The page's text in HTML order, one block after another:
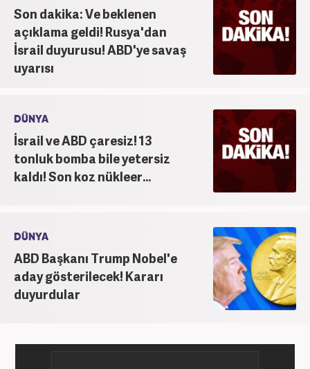
Son dakika: Ve beklenen
açıklama geldi! Rusya'dan
İsrail duyurusu! ABD'ye savaş
uyarısı
DÜNYA
İsrail ve ABD çaresiz! 13
tonluk bomba bile yetersiz
kaldı! Son koz nükleer...
DÜNYA
ABD Başkanı Trump Nobel'e
aday gösterilecek! Kararı
duyurdular